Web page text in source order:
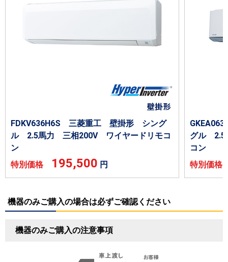
FDKV636H6S 三菱重工 壁掛形 シング
ル 2.5馬力 三相200V ワイヤードリモコ
ン
特別価格
195,500 円
グル 2.5
コン
特別価
機器のみご購入の場合は必ずご確認ください
機器のみご購入の注意事項